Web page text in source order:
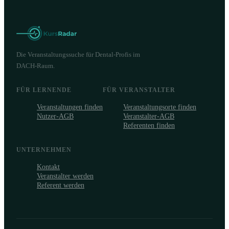
Die Veranstaltungssuche für Dental-Profis im
DACH-Raum.
FÜR LERNENDE
Veranstaltungen finden
Nutzer-AGB
FÜR VERANSTALTER
Veranstaltungsorte finden
Veranstalter-AGB
Referenten finden
UNTERNEHMEN
Kontakt
Veranstalter werden
Referent werden